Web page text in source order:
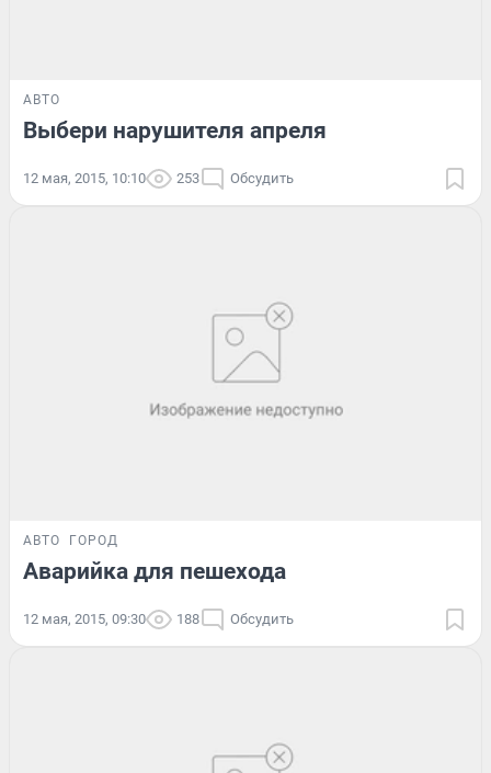
АВТО
Выбери нарушителя апреля
12 мая, 2015, 10:10 253 Обсудить
АВТО ГОРОД
Аварийка для пешехода
12 мая, 2015, 09:30 188 Обсудить